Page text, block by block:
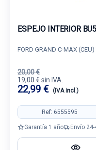
ESPEJO INTERIOR
FORD GRAND C-MAX (CEU)
20,00 €
19,00 € sin IVA.
22,99 € (IVA incl.)
Ref: 6555595
Garantía 1 año Envío 24-